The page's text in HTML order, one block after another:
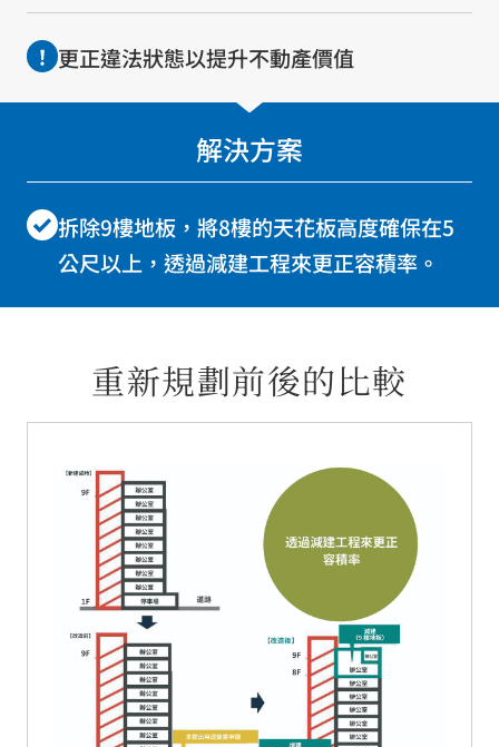
© Sun Frontier Fudousan Co., Ltd.
更正違法狀態以提升不動產價值
解決方案
拆除9樓地板，將8樓的天花板高度確保在5
公尺以上，透過減建工程來更正容積率。
重新規劃前後的比較